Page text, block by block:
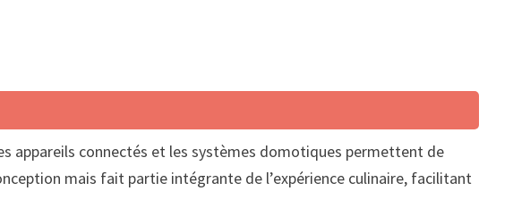
appareils connectés et les systèmes domotiques permettent de
mais fait partie intégrante de l’expérience culinaire, facilitant